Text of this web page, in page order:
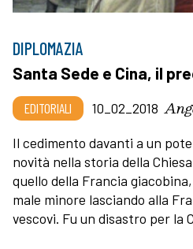
DIPLOMAZIA
Santa Sede e Cina, il
EDITORIALI 10_02_2018
Il cedimento davanti a un
novità nella storia della
quello della Francia
male minore lasciando alla
vescovi. Fu un disastro per la